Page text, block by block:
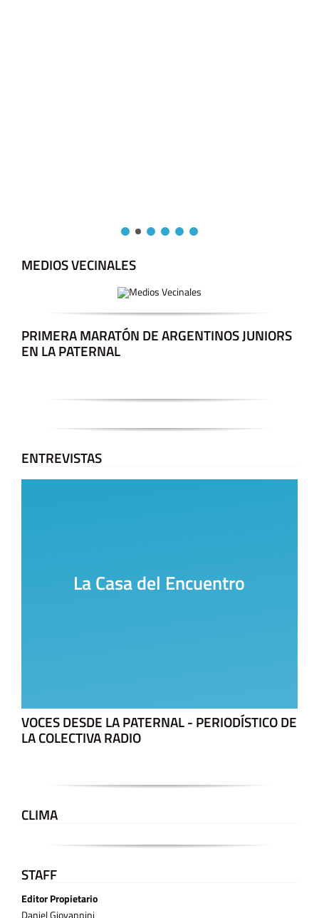
MEDIOS VECINALES
PRIMERA MARATÓN DE ARGENTINOS JUNIORS
EN LA PATERNAL
ENTREVISTAS
La Casa del Encuentro
VOCES DESDE LA PATERNAL - PERIODÍSTICO DE
LA COLECTIVA RADIO
CLIMA
STAFF
Editor Propietario